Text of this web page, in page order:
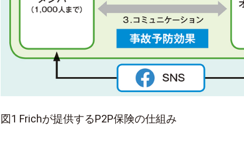
図1 Frichが提供するP2P保険の仕組み